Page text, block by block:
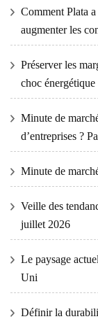
Comment Plata
augmenter les
Préserver les
choc énergétique
Minute de
d’entreprises ?
Minute de
Veille des
juillet 2026
Le paysage
Uni
Définir la